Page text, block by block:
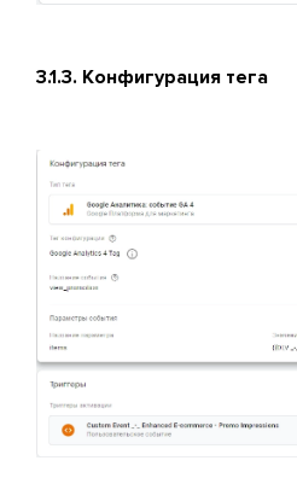
3.1.3. Конфигурация тега